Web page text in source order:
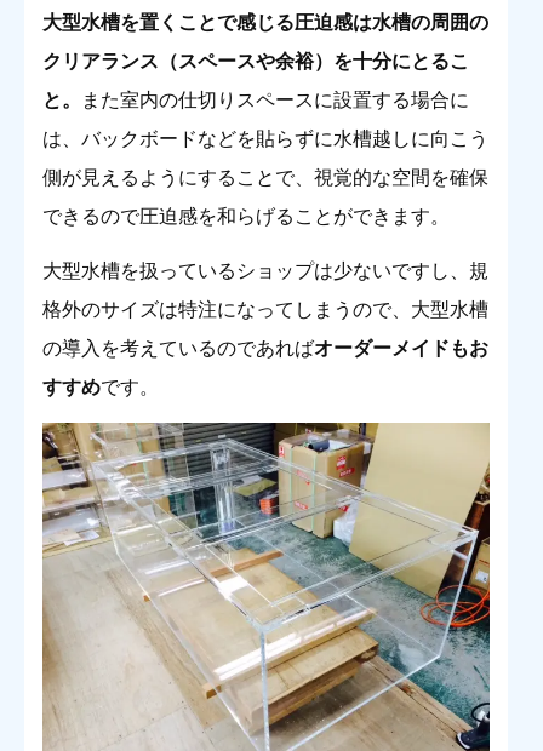
大型水槽を置くことで感じる圧迫感は水槽の周囲の
クリアランス（スペースや余裕）を十分にとるこ
と。
また室内の仕切りスペースに設置する場合に
は、バックボードなどを貼らずに水槽越しに向こう
側が見えるようにすることで、視覚的な空間を確保
できるので圧迫感を和らげることができます。
大型水槽を扱っているショップは少ないですし、規
格外のサイズは特注になってしまうので、大型水槽
の導入を考えているのであればオーダーメイドもお
すすめです。